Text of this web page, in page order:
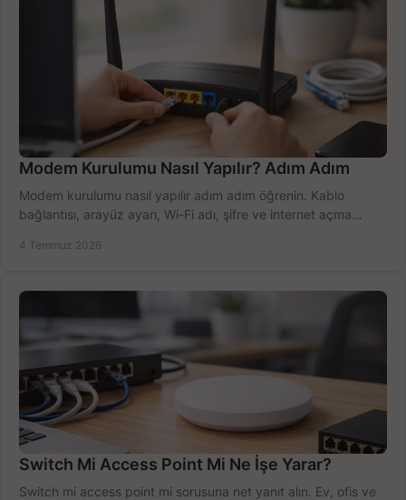
Modem Kurulumu Nasıl Yapılır? Adım Adım
Modem kurulumu nasıl yapılır adım adım öğrenin. Kablo
bağlantısı, arayüz ayarı, Wi-Fi adı, şifre ve internet açma
4 Temmuz 2026
Switch Mi Access Point Mi Ne İşe Yarar?
Switch mi access point mi sorusuna net yanıt alın. Ev, ofis ve